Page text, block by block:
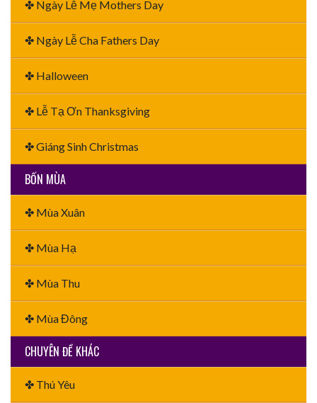
✤ Ngày Lễ Mẹ Mothers Day
✤ Ngày Lễ Cha Fathers Day
✤ Halloween
✤ Lễ Tạ Ơn Thanksgiving
✤ Giáng Sinh Christmas
BỐN MÙA
✤ Mùa Xuân
✤ Mùa Hạ
✤ Mùa Thu
✤ Mùa Đông
CHUYÊN ĐỀ KHÁC
✤ Thú Yêu